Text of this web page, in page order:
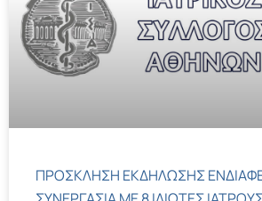
ΠΡΟΣΚΛΗΣΗ ΕΚΔΗΛΩΣΗΣ